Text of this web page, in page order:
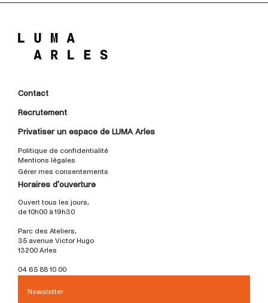
Contact
Recrutement
Privatiser un espace de LUMA Arles
Politique de confidentialité
Mentions légales
Gérer mes consentements
Horaires d'ouverture
Ouvert tous les jours,
de 10h00 à 19h30
Parc des Ateliers,
35 avenue Victor Hugo
13200 Arles
04 65 88 10 00
Newsletter